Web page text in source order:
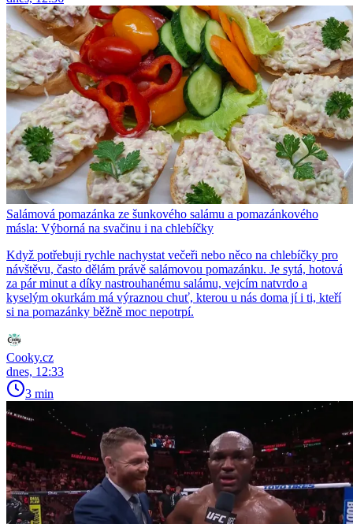
Salámová pomazánka ze šunkového salámu a pomazánkového
másla: Výborná na svačinu i na chlebíčky
Když potřebuji rychle nachystat večeři nebo něco na chlebíčky pro
návštěvu, často dělám právě salámovou pomazánku. Je sytá, hotová
za pár minut a díky nastrouhanému salámu, vejcím natvrdo a
kyselým okurkám má výraznou chuť, kterou u nás doma jí i ti, kteří
si na pomazánky běžně moc nepotrpí.
Cooky.cz
dnes, 12:33
3 min